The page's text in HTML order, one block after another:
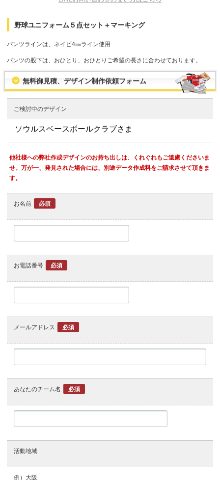
野球ユニフォーム５点セット＋マーキング
パンツラインは、ネイビ4㎜ライン使用
パンツの股下は、おひとり、おひとりご希望の長さに合わせております。
無料御見積、デザイン制作依頼フォーム
ご検討中のデザイン
他社様への弊社作成デザインのお持ち出しは、くれぐれもご遠慮くださいま
せ。万が一、発見された場合には、別途データ作成料をご請求させて頂きま
す。
お名前 必須
お電話番号 必須
メールアドレス 必須
あなたのチーム名 必須
活動地域
例）大阪